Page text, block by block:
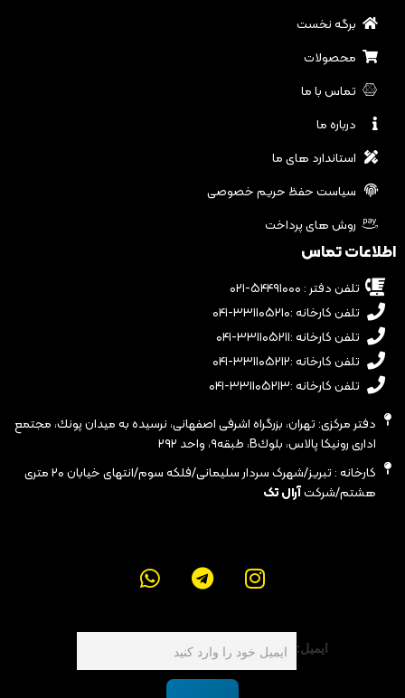
برگه نخست
محصولات
تماس با ما
درباره ما
استاندارد های ما
سیاست حفظ حریم خصوصی
روش های پرداخت
اطلاعات تماس
تلفن دفتر : ۵۴۴۹۱۰۰۰-۰۲۱
تلفن کارخانه :۳۳۱۱۰۵۲۱۰-۰۴۱
تلفن کارخانه :۳۳۱۱۰۵۲۱۱-۰۴۱
تلفن کارخانه :۳۳۱۱۰۵۲۱۲-۰۴۱
تلفن کارخانه :۳۳۱۱۰۵۲۱۳-۰۴۱
دفتر مرکزی: تهران، بزرگراه اشرفى اصفهانى، نرسيده به ميدان پونك، مجتمع
ادارى رونيكا پالاس، بلوكB، طبقه٩، واحد ٢٩٢
کارخانه : تبریز/شهرک سردار سلیمانی/فلکه سوم/انتهای خیابان ۲۰ متری
هشتم/شرکتآرال تک
ایمیل: